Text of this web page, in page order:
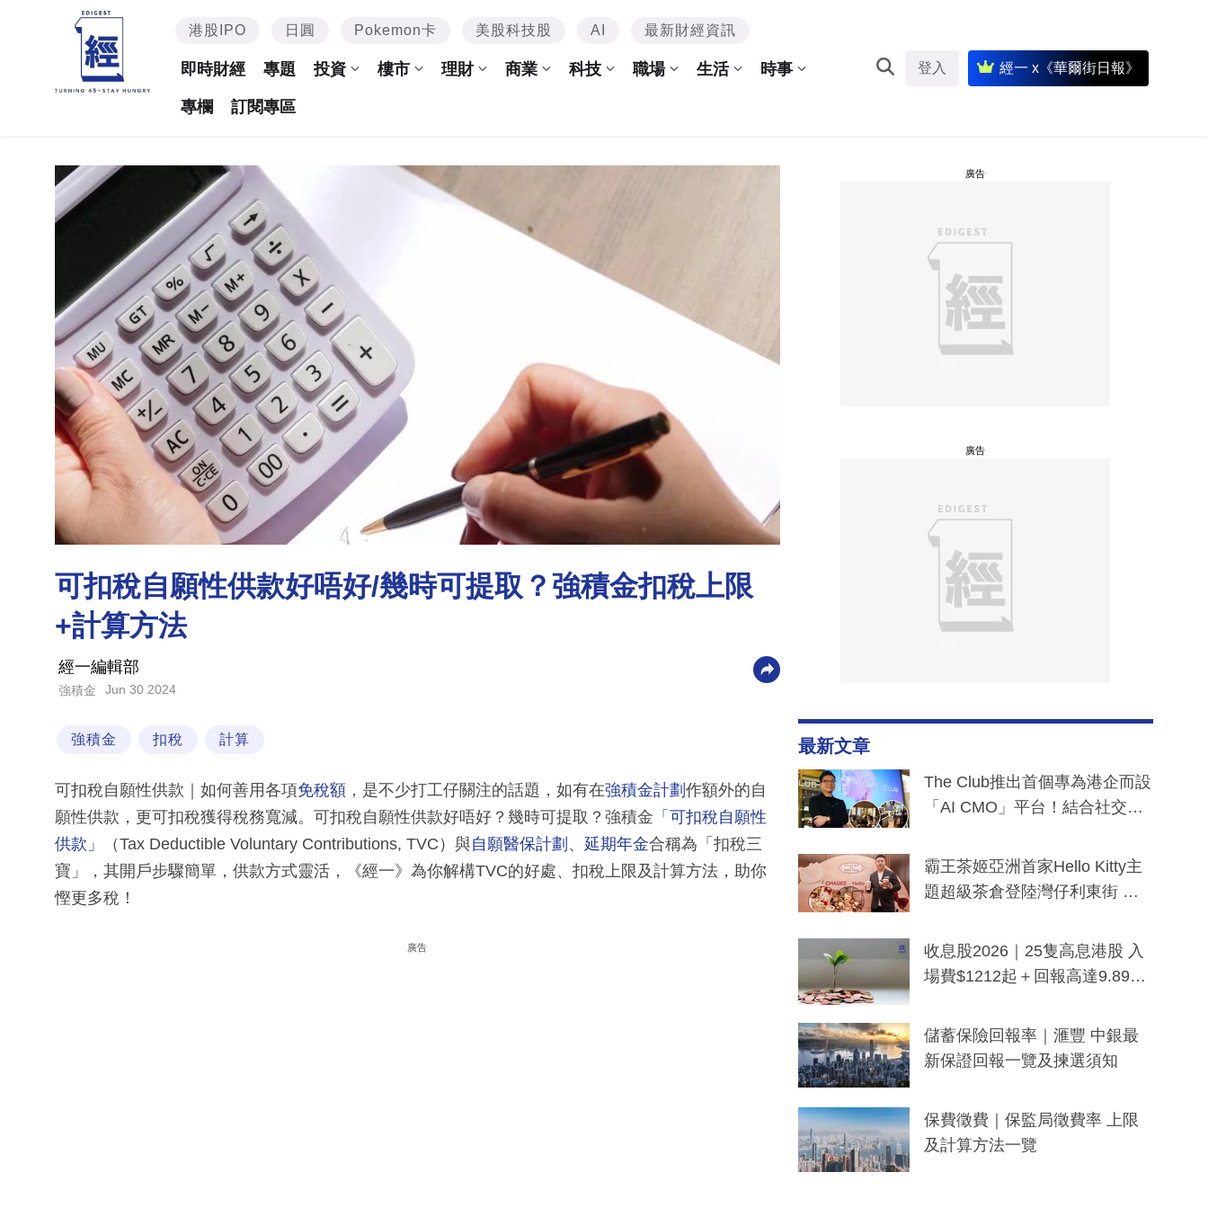
港股IPO 日圓 Pokemon卡 美股科技股 AI 最新財經資訊
即時財經 專題 投資 樓市 理財 商業 科技 職場 生活 時事
專欄 訂閱專區
登入 經一 x《華爾街日報》
可扣稅自願性供款好唔好/幾時可提取？強積金扣稅上限
+計算方法
經一編輯部
強積金 Jun 30 2024
強積金 扣稅 計算
可扣稅自願性供款｜如何善用各項免稅額 ，是不少打工仔關注的話題，如有在強積金計劃 作額外的自
願性供款，更可扣稅獲得稅務寬減。可扣稅自願性供款好唔好？幾時可提取？強積金 「可扣稅自願性
供款」
（Tax Deductible Voluntary Contributions, TVC）與自願醫保計劃 、 延期年金合稱為「扣稅三
寶」，其開戶步驟簡單，供款方式靈活，《經一》為你解構TVC的好處、扣稅上限及計算方法，助你
慳更多稅！
廣告
廣告
廣告
最新文章
The Club推出首個專為港企而設
「AI CMO」平台！結合社交聆
分鐘生成「貼地」宣傳短片
霸王茶姬亞洲首家Hello Kitty主
題超級茶倉登陸灣仔利東街 推
y及香港限定特調系列
收息股2026｜25隻高息港股 入
場費$1212起＋回報高達9.89
儲蓄保險回報率｜滙豐 中銀最
新保證回報一覽及揀選須知
保費徵費｜保監局徵費率 上限
及計算方法一覽